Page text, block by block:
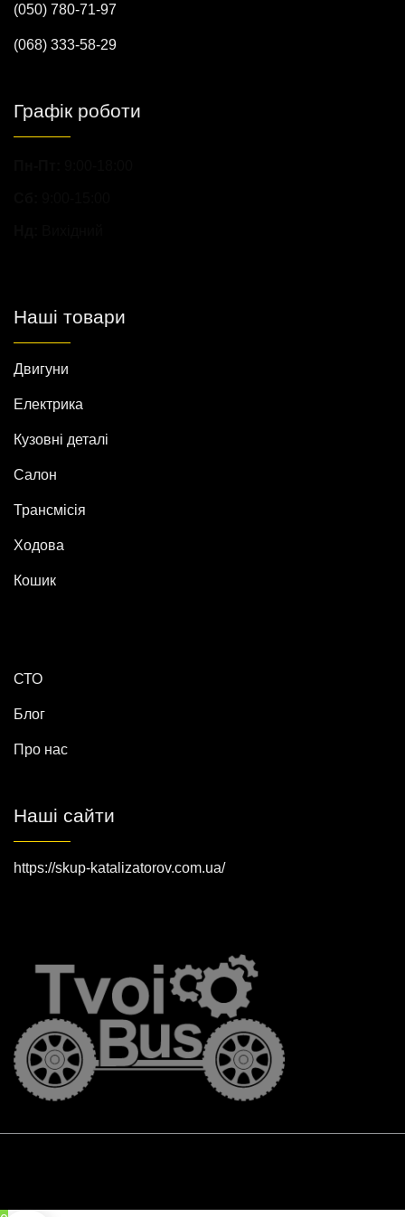
(050) 780-71-97
(068) 333-58-29
Графік роботи
Наші товари
Двигуни
Електрика
Кузовні деталі
Салон
Трансмісія
Ходова
Кошик
СТО
Блог
Про нас
Наші сайти
https://skup-katalizatorov.com.ua/